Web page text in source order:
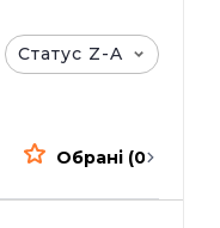
Статус Z-A
Обрані (0)